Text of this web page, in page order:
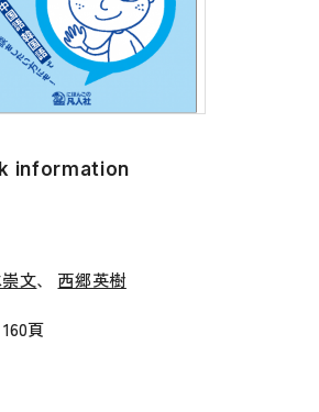
持ち込みについて
information
文、 西郷英樹
頁